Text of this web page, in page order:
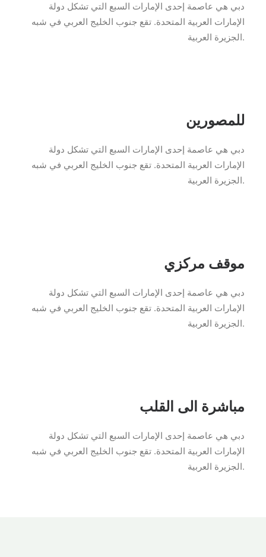
دبي هي عاصمة إحدى الإمارات السبع التي تشكل دولة
الإمارات العربية المتحدة. تقع جنوب الخليج العربي في شبه
الجزيرة العربية.
للمصورين
دبي هي عاصمة إحدى الإمارات السبع التي تشكل دولة
الإمارات العربية المتحدة. تقع جنوب الخليج العربي في شبه
الجزيرة العربية.
موقف مركزي
دبي هي عاصمة إحدى الإمارات السبع التي تشكل دولة
الإمارات العربية المتحدة. تقع جنوب الخليج العربي في شبه
الجزيرة العربية.
مباشرة الى القلب
دبي هي عاصمة إحدى الإمارات السبع التي تشكل دولة
الإمارات العربية المتحدة. تقع جنوب الخليج العربي في شبه
الجزيرة العربية.